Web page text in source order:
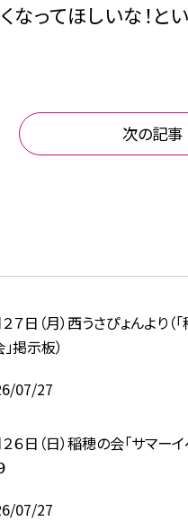
ってほしいな！と
次の記事
７日（月）西うさぴょんより（
掲示板）
07/27
６日（日）稲穂の会「サマー
07/27